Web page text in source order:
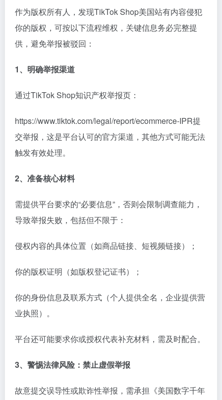
作为版权所有人，发现TikTok Shop美国站有内容侵犯
你的版权，可按以下流程维权，关键信息务必完整提
供，避免举报被驳回：
1、明确举报渠道
通过TikTok Shop知识产权举报页：
https://www.tiktok.com/legal/report/ecommerce-IPR提
交举报，这是平台认可的官方渠道，其他方式可能无法
触发有效处理。
2、准备核心材料
需提供平台要求的“必要信息”，否则会限制调查能力，
导致举报失败，包括但不限于：
侵权内容的具体位置（如商品链接、短视频链接）；
你的版权证明（如版权登记证书）；
你的身份信息及联系方式（个人提供全名，企业提供营
业执照）。
平台还可能要求你或授权代表补充材料，需及时配合。
3、警惕法律风险：禁止虚假举报
故意提交误导性或欺诈性举报，需承担《美国数字千年